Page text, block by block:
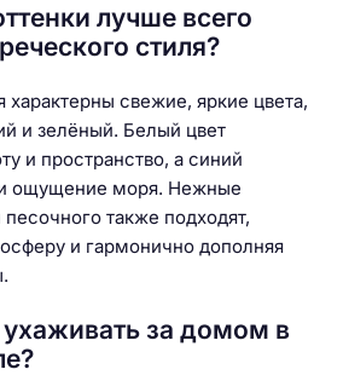
лучше всего
стиля?
характерны свежие, яркие цвета,
и зелёный. Белый цвет
и пространство, а синий
ощущение моря. Нежные
также подходят,
и гармонично дополняя
за домом в